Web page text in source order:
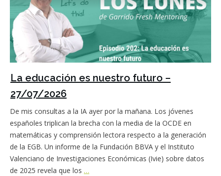
La educación es nuestro futuro –
27/07/2026
De mis consultas a la IA ayer por la mañana. Los jóvenes
españoles triplican la brecha con la media de la OCDE en
matemáticas y comprensión lectora respecto a la generación
de la EGB. Un informe de la Fundación BBVA y el Instituto
Valenciano de Investigaciones Económicas (Ivie) sobre datos
de 2025 revela que los …